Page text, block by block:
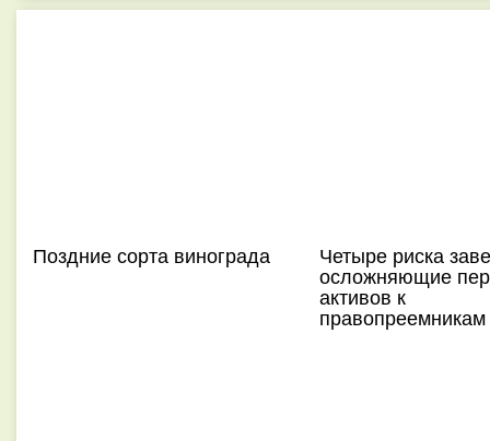
Поздние сорта винограда Четыре риска
осложняющие
активов к
правопреемникам